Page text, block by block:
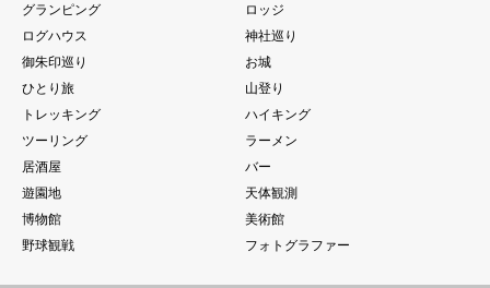
グランピング
ロッジ
ログハウス
神社巡り
御朱印巡り
お城
ひとり旅
山登り
トレッキング
ハイキング
ツーリング
ラーメン
居酒屋
バー
遊園地
天体観測
博物館
美術館
野球観戦
フォトグラファー